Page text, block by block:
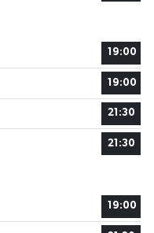
19:00
19:00
21:30
21:30
19:00